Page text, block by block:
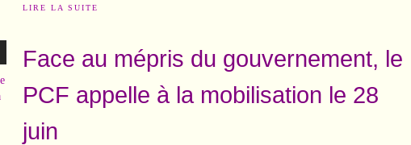
LIRE LA SUITE
Face au mépris du gouvernement, le
PCF appelle à la mobilisation le 28
juin